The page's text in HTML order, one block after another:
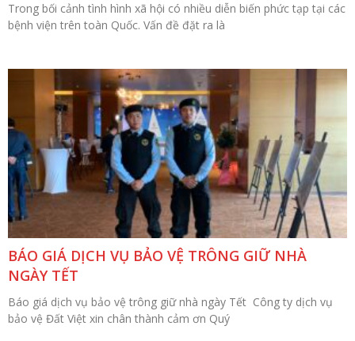
Trong bối cảnh tình hình xã hội có nhiều diễn biến phức tạp tại các
bệnh viện trên toàn Quốc. Vấn đề đặt ra là
BÁO GIÁ DỊCH VỤ BẢO VỆ TRÔNG GIỮ NHÀ
NGÀY TẾT
Báo giá dịch vụ bảo vệ trông giữ nhà ngày Tết Công ty dịch vụ
bảo vệ Đất Việt xin chân thành cảm ơn Quý